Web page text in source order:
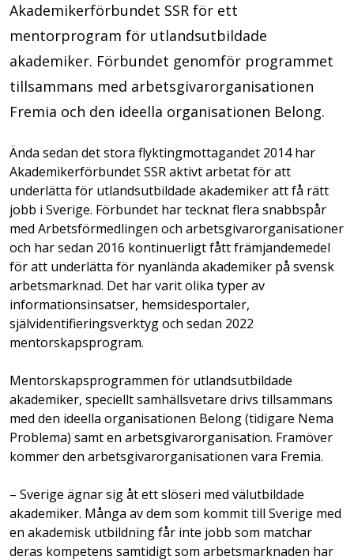
Akademikerförbundet SSR för ett
mentorprogram för utlandsutbildade
akademiker. Förbundet genomför programmet
tillsammans med arbetsgivarorganisationen
Fremia och den ideella organisationen Belong.
Ända sedan det stora flyktingmottagandet 2014 har
Akademikerförbundet SSR aktivt arbetat för att
underlätta för utlandsutbildade akademiker att få rätt
jobb i Sverige. Förbundet har tecknat flera snabbspår
med Arbetsförmedlingen och arbetsgivarorganisationer
och har sedan 2016 kontinuerligt fått främjandemedel
för att underlätta för nyanlända akademiker på svensk
arbetsmarknad. Det har varit olika typer av
informationsinsatser, hemsidesportaler,
självidentifieringsverktyg och sedan 2022
mentorskapsprogram.
Mentorskapsprogrammen för utlandsutbildade
akademiker, speciellt samhällsvetare drivs tillsammans
med den ideella organisationen Belong (tidigare Nema
Problema) samt en arbetsgivarorganisation. Framöver
kommer den arbetsgivarorganisationen vara Fremia.
– Sverige ägnar sig åt ett slöseri med välutbildade
akademiker. Många av dem som kommit till Sverige med
en akademisk utbildning får inte jobb som matchar
deras kompetens samtidigt som arbetsmarknaden har